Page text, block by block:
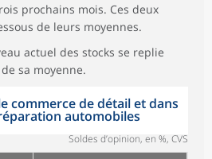
prochains mois. Ces deux
de leurs moyennes.
actuel des stocks se replie
sa moyenne.
commerce de détail et dans
automobiles
Soldes d’opinion, en %, CVS